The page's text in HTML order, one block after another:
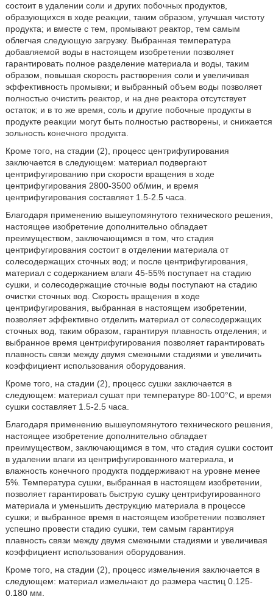
состоит в удалении соли и других побочных продуктов,
образующихся в ходе реакции, таким образом, улучшая чистоту
продукта; и вместе с тем, промывают реактор, тем самым
облегчая следующую загрузку. Выбранная температура
добавляемой воды в настоящем изобретении позволяет
гарантировать полное разделение материала и воды, таким
образом, повышая скорость растворения соли и увеличивая
эффективность промывки; и выбранный объем воды позволяет
полностью очистить реактор, и на дне реактора отсутствует
остаток; и в то же время, соль и другие побочные продукты в
продукте реакции могут быть полностью растворены, и снижается
зольность конечного продукта.
Кроме того, на стадии (2), процесс центрифугирования
заключается в следующем: материал подвергают
центрифугированию при скорости вращения в ходе
центрифугирования 2800-3500 об/мин, и время
центрифугирования составляет 1.5-2.5 часа.
Благодаря применению вышеупомянутого технического решения,
настоящее изобретение дополнительно обладает
преимуществом, заключающимся в том, что стадия
центрифугирования состоит в отделении материала от
солесодержащих сточных вод; и после центрифугирования,
материал с содержанием влаги 45-55% поступает на стадию
сушки, и солесодержащие сточные воды поступают на стадию
очистки сточных вод. Скорость вращения в ходе
центрифугирования, выбранная в настоящем изобретении,
позволяет эффективно отделить материал от солесодержащих
сточных вод, таким образом, гарантируя плавность отделения; и
выбранное время центрифугирования позволяет гарантировать
плавность связи между двумя смежными стадиями и увеличить
коэффициент использования оборудования.
Кроме того, на стадии (2), процесс сушки заключается в
следующем: материал сушат при температуре 80-100°С, и время
сушки составляет 1.5-2.5 часа.
Благодаря применению вышеупомянутого технического решения,
настоящее изобретение дополнительно обладает
преимуществом, заключающимся в том, что стадия сушки состоит
в удалении влаги из центрифугированного материала, и
влажность конечного продукта поддерживают на уровне менее
5%. Температура сушки, выбранная в настоящем изобретении,
позволяет гарантировать быструю сушку центрифугированного
материала и уменьшить деструкцию материала в процессе
сушки; и выбранное время в настоящем изобретении позволяет
успешно провести стадию сушки, тем самым гарантируя
плавность связи между двумя смежными стадиями и увеличивая
коэффициент использования оборудования.
Кроме того, на стадии (2), процесс измельчения заключается в
следующем: материал измельчают до размера частиц 0.125-
0.180 мм.